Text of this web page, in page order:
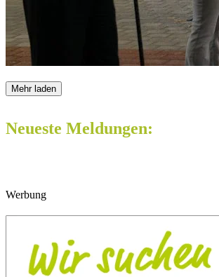
Mehr laden
Neueste Meldungen:
Werbung